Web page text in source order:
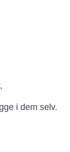
i dem selv.